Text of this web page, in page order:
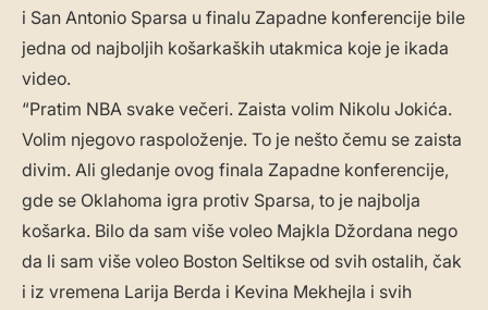
i San Antonio Sparsa u finalu Zapadne konferencije bile
jedna od najboljih košarkaških utakmica koje je ikada
video.
“Pratim NBA svake večeri. Zaista volim Nikolu Jokića.
Volim njegovo raspoloženje. To je nešto čemu se zaista
divim. Ali gledanje ovog finala Zapadne konferencije,
gde se Oklahoma igra protiv Sparsa, to je najbolja
košarka. Bilo da sam više voleo Majkla Džordana nego
da li sam više voleo Boston Seltikse od svih ostalih, čak
i iz vremena Larija Berda i Kevina Mekhejla i svih